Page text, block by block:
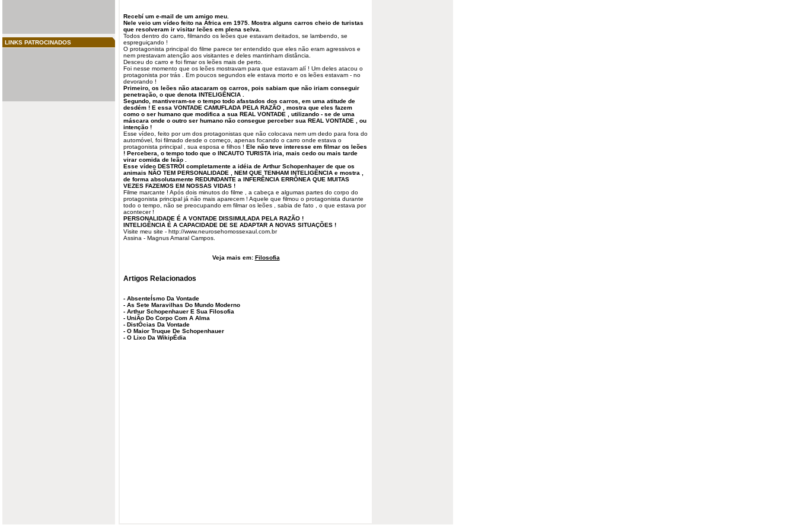
LINKS PATROCINADOS
Recebí um e-mail de um amigo meu.
Nele veio um vídeo feito na África em 1975. Mostra alguns carros cheio de turistas
que resolveram ir visitar leões em plena selva.
Todos dentro do carro, filmando os leões que estavam deitados, se lambendo, se
espreguiçando !
O protagonista principal do filme parece ter entendido que eles não eram agressivos e
nem prestavam atenção aos visitantes e deles mantinham distância.
Desceu do carro e foi fimar os leões mais de perto.
Foi nesse momento que os leões mostravam para que estavam alí ! Um deles atacou o
protagonista por trás . Em poucos segundos ele estava morto e os leões estavam - no
devorando !
Primeiro, os leões não atacaram os carros, pois sabiam que não iriam conseguir
penetração, o que denota INTELIGÊNCIA .
Segundo, mantiveram-se o tempo todo afastados dos carros, em uma atitude de
desdém ! E essa VONTADE CAMUFLADA PELA RAZÃO , mostra que eles fazem
como o ser humano que modifica a sua REAL VONTADE , utilizando - se de uma
máscara onde o outro ser humano não consegue perceber sua REAL VONTADE , ou
intenção !
Esse vídeo, feito por um dos protagonistas que não colocava nem um dedo para fora do
automóvel, foi filmado desde o começo, apenas focando o carro onde estava o
protagonista principal , sua esposa e filhos ! Ele não teve interesse em filmar os leões
! Percebera, o tempo todo que o INCAUTO TURISTA iria, mais cedo ou mais tarde
virar comida de leão .
Esse vídeo DESTRÓI completamente a idéia de Arthur Schopenhauer de que os
animais NÃO TEM PERSONALIDADE , NEM QUE TENHAM INTELIGÊNCIA e mostra ,
de forma absolutamente REDUNDANTE a INFERÊNCIA ERRÔNEA QUE MUITAS
VEZES FAZEMOS EM NOSSAS VIDAS !
Filme marcante ! Após dois minutos do filme , a cabeça e algumas partes do corpo do
protagonista principal já não mais aparecem ! Aquele que filmou o protagonista durante
todo o tempo, não se preocupando em filmar os leões , sabia de fato , o que estava por
acontecer !
PERSONALIDADE É A VONTADE DISSIMULADA PELA RAZÃO !
INTELIGÊNCIA É A CAPACIDADE DE SE ADAPTAR A NOVAS SITUAÇÕES !
Visite meu site - http://www.neurosehomossexaul.com.br
Assina - Magnus Amaral Campos.
Veja mais em: Filosofia
Artigos Relacionados
- AbsenteÍsmo Da Vontade
- As Sete Maravilhas Do Mundo Moderno
- Arthur Schopenhauer E Sua Filosofia
- UniÃo Do Corpo Com A Alma
- DistÓcias Da Vontade
- O Maior Truque De Schopenhauer
- O Lixo Da WikipÉdia